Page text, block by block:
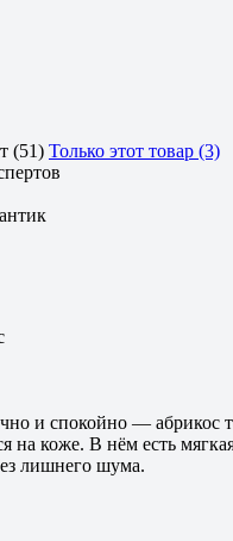
(51) Только этот товар (3)
и спокойно — абрикос
на коже. В нём есть
лишнего шума.